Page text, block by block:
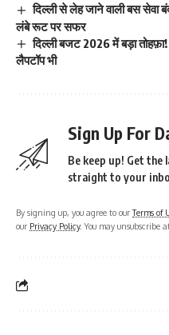
दिल्ली से लेह जाने वाली बस
लंबे रूट पर सफर
दिल्ली बजट 2026 में बड़ा
लैपटॉप भी
Sign Up For
Be keep up! Get the
straight to your
By signing up, you agree to ourTerms of
our Privacy Policy. You may unsubscribe